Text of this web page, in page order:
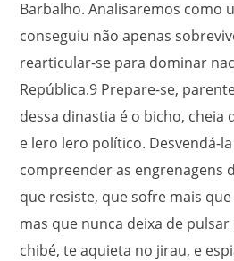
Barbalho. Analisaremos como
conseguiu não apenas
rearticular-se para dominar
República.9 Prepare-se,
dessa dinastia é o bicho, cheia
e lero lero político. Desvendá-
compreender as engrenagens
que resiste, que sofre mais
mas que nunca deixa de
chibé, te aquieta no jirau, e